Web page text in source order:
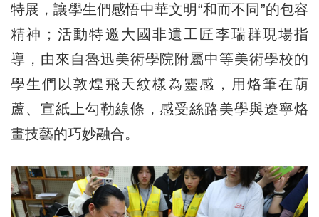
特展，讓學生們感悟中華文明“和而不同”的包容
精神；活動特邀大國非遺工匠李瑞群現場指
導，由來自魯迅美術學院附屬中等美術學校的
學生們以敦煌飛天紋樣為靈感，用烙筆在葫
蘆、宣紙上勾勒線條，感受絲路美學與遼寧烙
畫技藝的巧妙融合。